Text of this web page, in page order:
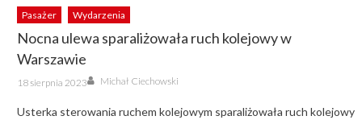
Pasażer Wydarzenia
Nocna ulewa sparaliżowała ruch kolejowy w
Warszawie
Posted
on
18 sierpnia 2023 Author
Michał Ciechowski
Usterka sterowania ruchem kolejowym sparaliżowała ruch kolejowy